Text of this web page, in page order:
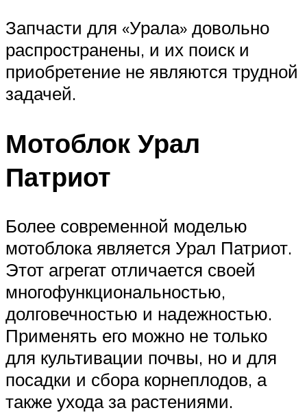
Запчасти для «Урала» довольно
распространены, и их поиск и
приобретение не являются трудной
задачей.
Мотоблок Урал
Патриот
Более современной моделью
мотоблока является Урал Патриот.
Этот агрегат отличается своей
многофункциональностью,
долговечностью и надежностью.
Применять его можно не только
для культивации почвы, но и для
посадки и сбора корнеплодов, а
также ухода за растениями.